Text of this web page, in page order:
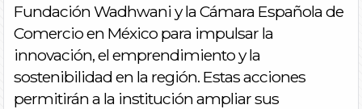
Fundación Wadhwani y la Cámara Española de
Comercio en México para impulsar la
innovación, el emprendimiento y la
sostenibilidad en la región. Estas acciones
permitirán a la institución ampliar sus